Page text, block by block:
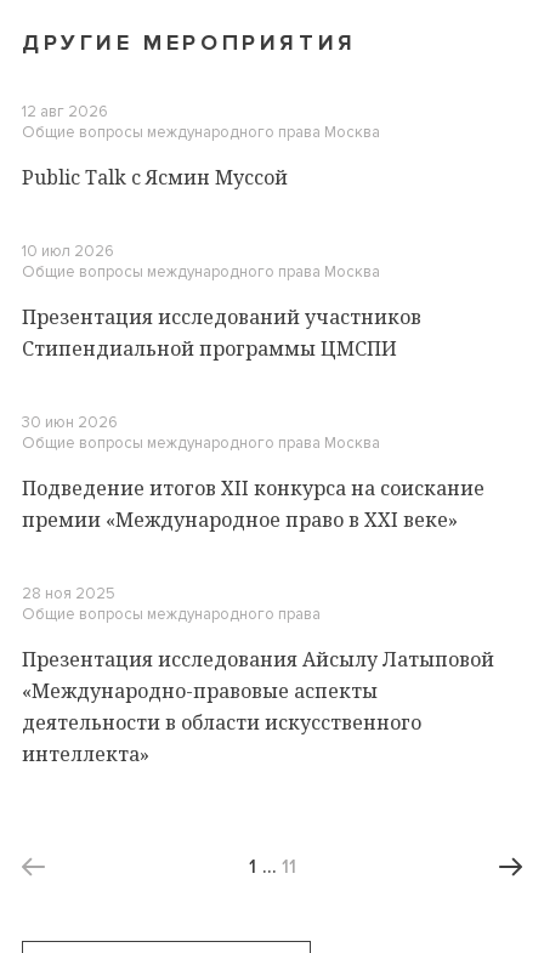
ДРУГИЕ МЕРОПРИЯТИЯ
12 авг 2026
Общие вопросы международного права Москва
Public Talk c Ясмин Муссой
10 июл 2026
Общие вопросы международного права Москва
Презентация исследований участников
Стипендиальной программы ЦМСПИ
30 июн 2026
Общие вопросы международного права Москва
Подведение итогов XII конкурса на соискание
премии «Международное право в XXI веке»
28 ноя 2025
Общие вопросы международного права
Презентация исследования Айсылу Латыповой
«Международно-правовые аспекты
деятельности в области искусственного
интеллекта»
1 … 11